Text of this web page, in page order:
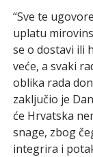
“Sve te
uplatu
se o dostavi ili
veće, a svaki
oblika rada
zaključio je
će Hrvatska
snage, zbog
integrira i